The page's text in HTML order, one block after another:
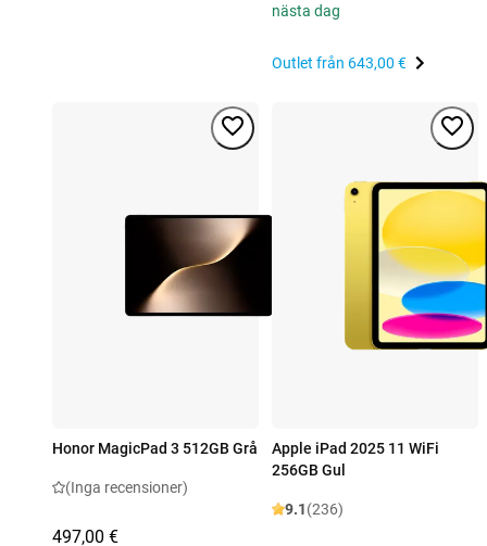
nästa dag
Outlet från 643,00 €
Honor MagicPad 3 512GB Grå
(Inga recensioner)
497,00 €
Apple iPad 2025 11 WiFi
256GB Gul
9.1(236)